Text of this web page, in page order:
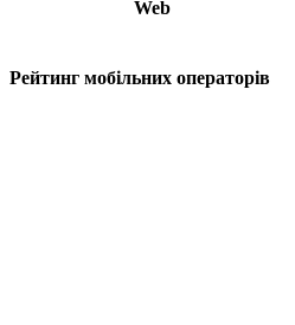
Web
Рейтинг мобільних операторів